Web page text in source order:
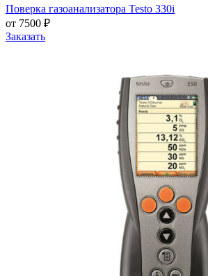
Поверка газоанализатора Testo 330i
от 7500 ₽
Заказать